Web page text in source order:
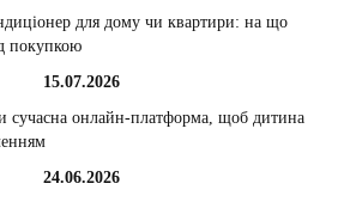
для дому чи квартири: на що
покупкою
15.07.2026
сучасна онлайн-платформа, щоб дитина
24.06.2026